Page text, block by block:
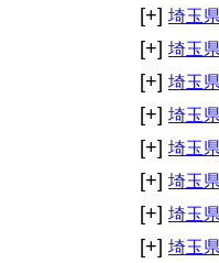
[+] 埼玉
[+] 埼玉
[+] 埼玉
[+] 埼玉
[+] 埼玉
[+] 埼玉
[+] 埼玉
[+] 埼玉